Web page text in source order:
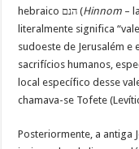
hebraico הנם (Hinnom –
literalmente significa
sudoeste de Jerusalém
sacrifícios humanos,
local específico desse
chamava-se Tofete
Posteriormente, a antiga